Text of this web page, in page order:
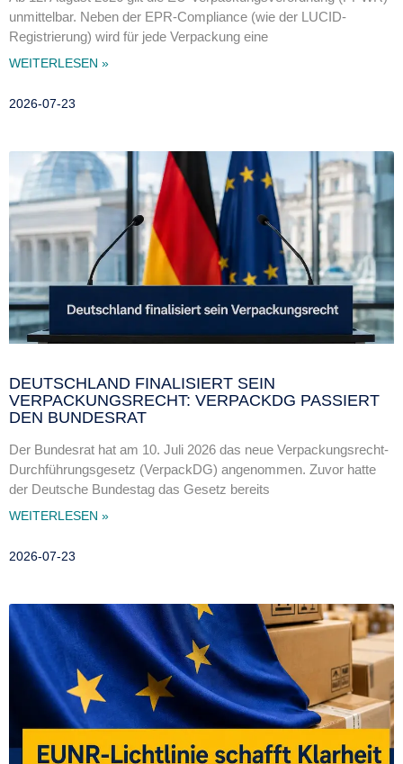
unmittelbar. Neben der EPR-Compliance (wie der LUCID-
Registrierung) wird für jede Verpackung eine
WEITERLESEN »
2026-07-23
DEUTSCHLAND FINALISIERT SEIN
VERPACKUNGSRECHT: VERPACKDG PASSIERT
DEN BUNDESRAT
Der Bundesrat hat am 10. Juli 2026 das neue Verpackungsrecht-
Durchführungsgesetz (VerpackDG) angenommen. Zuvor hatte
der Deutsche Bundestag das Gesetz bereits
WEITERLESEN »
2026-07-23